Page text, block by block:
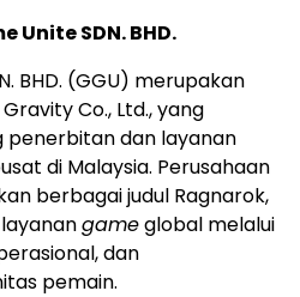
Unite SDN. BHD.
BHD. (GGU) merupakan
Co., Ltd., yang
dan layanan
di Malaysia. Perusahaan
berbagai judul Ragnarok,
gameglobal melalui
dan
pemain.